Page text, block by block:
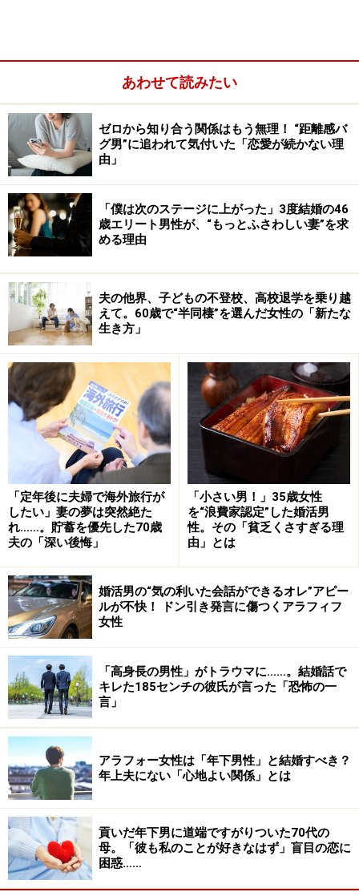
「母は自分も大学を出ているのに父と結婚したばかりに
もうるさいし、友だちもできない。いつもそうやって愚
痴ばかり言っていました。過去の話しかしないんです。
小さいころはおかあさん、かわいそうと思っていたけ
ど、小学校高学年になるとそういう父と結婚したのは母
自身だろうと思うようになりました。ただ、母は私に関
しては、過保護で過干渉でしたね。『あんたは何もでき
ないんだから』が口癖だった。ずっとそう言われて育っ
たので、私自身も自分はダメな人間だと思い込んでいま
した」
刷り込みは怖い。自分で自分をダメな人間だと思わされ
たら成績だって上がるはずもない。友だちの中でも言い
校してしまうのだからという思いもあった。
「中学3年で東京に転勤してきて、高校は都立高へ入り
ました。その後、父は単身赴任を繰り返していました。
すると母は私を夫代わりに頼るようになったんです。過
保護と過干渉で支配しながら頼るというすごい状況で、
私は疲れ果てていきました」
高校生なのに門限は18時。部活のあと友だちとファスト
フードに立ち寄っておしゃべりすることさえ許されな
い。休日に友だちと出かけることもできなかった。それ
でいて父方の親戚の法事や行事にはひとりで行かされ
た。
あわせて読みたい
ゼロから知り合う関係はもう無理！ “距離感バ
グ男”に追われて気付いた「恋愛が続かない理
由」
「僕は次のステージに上がった」3度結婚の46
歳エリート男性が、“もっとふさわしい妻”を求
める理由
夫の他界、子どもの不登校、高校退学を乗り越
えて。60歳で“半同棲”を選んだ女性の「新たな
生き方」
「定年後に夫婦で海外旅行が
したい」妻の夢は突然絶た
れ……。貯蓄を優先した70歳
夫の「深い後悔」
「小さい男！」35歳女性
を“浪費家認定”した婚活男
性。その「貧乏くさすぎる理
由」とは
婚活男の“気の利いた会話ができるオレ”アピー
ルが不快！ ドン引き発言に傷つくアラフィフ
女性
「高身長の男性」がトラウマに……。結婚話で
キレた185センチの彼氏が言った「恐怖の一
言」
アラフォー女性は「年下男性」と結婚すべき？
年上夫にない「心地よい関係」とは
貢いだ年下男に道端ですがりついた70代の
母。「彼も私のことが好きなはず」盲目の恋に
困惑……